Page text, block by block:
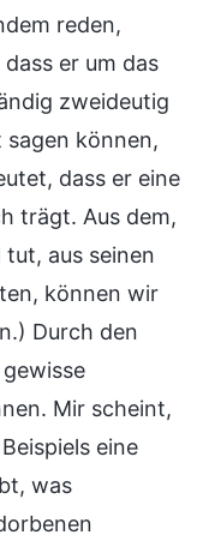
reden,
er um das
zweideutig
sagen können,
dass er eine
trägt. Aus dem,
aus seinen
können wir
Durch den
Mir scheint,
eine
was